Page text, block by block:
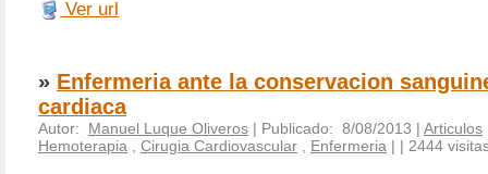
Ver url
» Enfermeria ante la conservacion
cardiaca
Autor: Manuel Luque Oliveros | Publicado: 8/08/2013 | Articulos
Hemoterapia
Cirugia Cardiovascular Enfermeria | | 2444